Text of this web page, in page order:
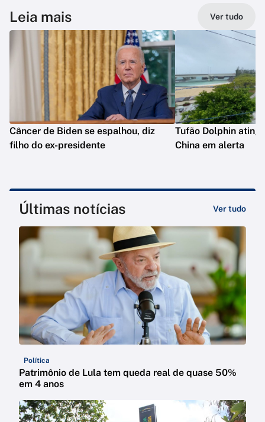
Leia mais Ver tudo
Câncer de Biden se espalhou, diz
filho do ex-presidente
Tufão Dolphin
China em alerta
Últimas notícias Ver tudo
Política
Patrimônio de Lula tem queda real de quase 50%
em 4 anos